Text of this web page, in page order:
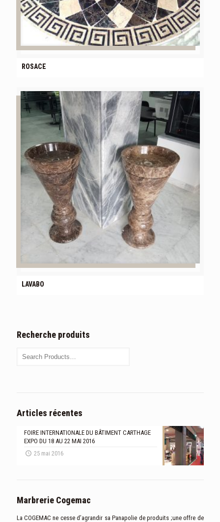
ROSACE
LAVABO
Recherche produits
Articles récentes
FOIRE INTERNATIONALE DU BÂTIMENT CARTHAGE
EXPO DU 18 AU 22 MAI 2016
25 mai 2016
Marbrerie Cogemac
La COGEMAC ne cesse d’agrandir sa Panapolie de produits ;une offre de